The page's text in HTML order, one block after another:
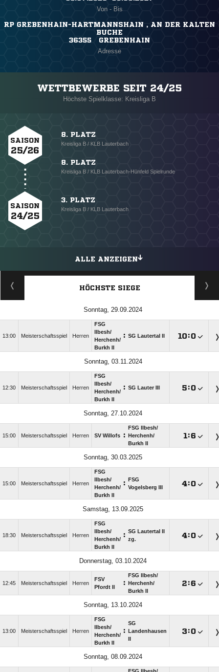
Von - Bis
RP GREBENHAIN-HARTMANNSHAIN , AN DER KALTEN
BUCHE
36355 GREBENHAIN
Adresse
WETTBEWERBE SEIT 24/25
Höchste Spielklasse: Kreisliga B
SAISON
25/26
8. PLATZ
Kreisliga B / KLB Lauterbach
8. PLATZ
Kreisliga B / KLB Lauterbach-Hünfeld Spielrunde
SAISON
24/25
3. PLATZ
Kreisliga B / KLB Lauterbach
ALLE ANZEIGEN
HÖCHSTE SIEGE
Sonntag, 29.09.2024
13:00 Meisterschaftsspiel Herren
FSG
Ilbesh/​
Herchenh/​
Burkh II
: SG Lautertal II :
Sonntag, 03.11.2024
12:30 Meisterschaftsspiel Herren
FSG
Ilbesh/​
Herchenh/​
Burkh II
: SG Lauter III :
Sonntag, 27.10.2024
15:00 Meisterschaftsspiel Herren SV Willofs :
FSG Ilbesh/​
Herchenh/​
Burkh II
:
Sonntag, 30.03.2025
15:00 Meisterschaftsspiel Herren
FSG
Ilbesh/​
Herchenh/​
Burkh II
:
FSG
Vogelsberg III
:
Samstag, 13.09.2025
18:30 Meisterschaftsspiel Herren
FSG
Ilbesh/​
Herchenh/​
Burkh II
: SG Lautertal II
zg.
:
Donnerstag, 03.10.2024
12:45 Meisterschaftsspiel Herren
FSV
Pfordt II
:
FSG Ilbesh/​
Herchenh/​
Burkh II
:
Sonntag, 13.10.2024
13:00 Meisterschaftsspiel Herren
FSG
Ilbesh/​
Herchenh/​
Burkh II
:
SG
Landenhausen
:
Sonntag, 08.09.2024